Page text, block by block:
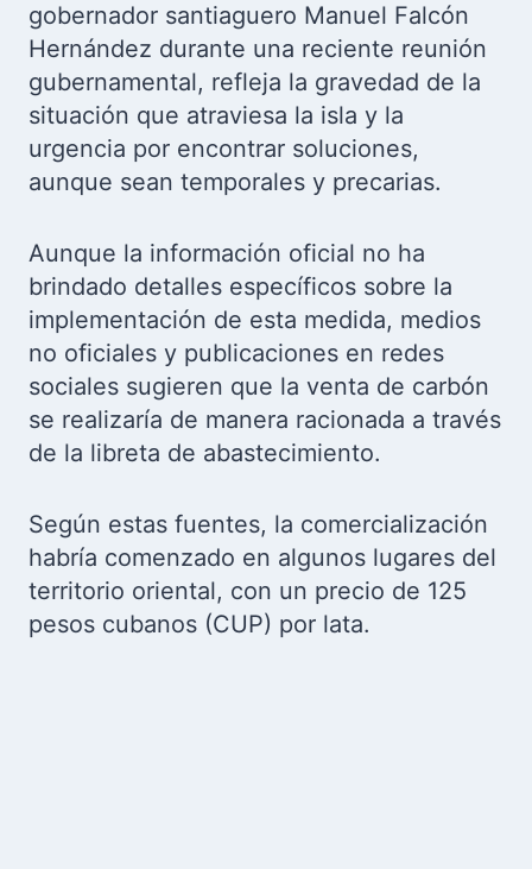
gobernador santiaguero Manuel Falcón
Hernández durante una reciente reunión
gubernamental, refleja la gravedad de la
situación que atraviesa la isla y la
urgencia por encontrar soluciones,
aunque sean temporales y precarias.
Aunque la información oficial no ha
brindado detalles específicos sobre la
implementación de esta medida, medios
no oficiales y publicaciones en redes
sociales sugieren que la venta de carbón
se realizaría de manera racionada a través
de la libreta de abastecimiento.
Según estas fuentes, la comercialización
habría comenzado en algunos lugares del
territorio oriental, con un precio de 125
pesos cubanos (CUP) por lata.